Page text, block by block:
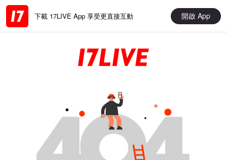
下載 17LIVE App 享受更直接互動 開啟 App